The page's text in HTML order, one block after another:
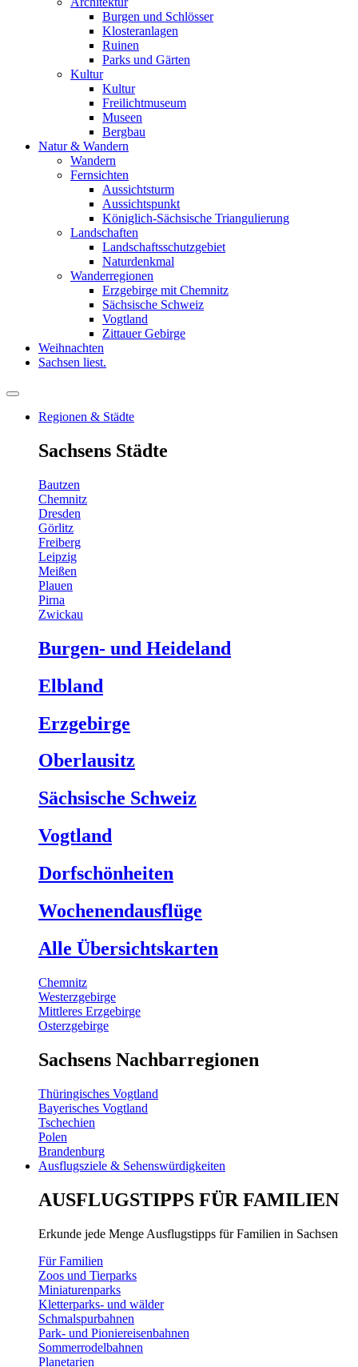
Burgen und Schlösser
Klosteranlagen
Ruinen
Parks und Gärten
Kultur
Kultur
Freilichtmuseum
Museen
Bergbau
Natur & Wandern
Wandern
Fernsichten
Aussichtsturm
Aussichtspunkt
Königlich-Sächsische Triangulierung
Landschaften
Landschaftsschutzgebiet
Naturdenkmal
Wanderregionen
Erzgebirge mit Chemnitz
Sächsische Schweiz
Vogtland
Zittauer Gebirge
Weihnachten
Sachsen liest.
Regionen & Städte
Sachsens Städte
Bautzen
Chemnitz
Dresden
Görlitz
Freiberg
Leipzig
Meißen
Plauen
Pirna
Zwickau
Burgen- und Heideland
Elbland
Erzgebirge
Oberlausitz
Sächsische Schweiz
Vogtland
Dorfschönheiten
Wochenendausflüge
Alle Übersichtskarten
Chemnitz
Westerzgebirge
Mittleres Erzgebirge
Osterzgebirge
Sachsens Nachbarregionen
Thüringisches Vogtland
Bayerisches Vogtland
Tschechien
Polen
Brandenburg
Ausflugsziele & Sehenswürdigkeiten
AUSFLUGSTIPPS FÜR FAMILIEN
Erkunde jede Menge Ausflugstipps für Familien in Sachsen
Für Familien
Zoos und Tierparks
Miniaturenparks
Kletterparks- und wälder
Schmalspurbahnen
Park- und Pioniereisenbahnen
Sommerrodelbahnen
Planetarien